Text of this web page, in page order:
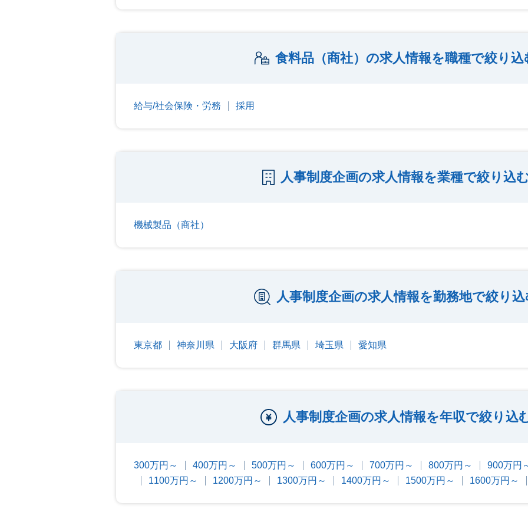
食料品（商社）の求人情報を職種で絞り込
給与/社会保険・労務 採用
人事制度企画の求人情報を業種で絞り込
機械製品（商社）
人事制度企画の求人情報を勤務地で絞り
東京都 神奈川県 大阪府 群馬県 埼玉県 愛知県
人事制度企画の求人情報を年収で絞り込
300万円～ 400万円～ 500万円～ 600万円～ 700万円～ 800万円～
900万円
1100万円～
1200万円～ 1300万円～ 1400万円～ 1500万円～ 1600万円～